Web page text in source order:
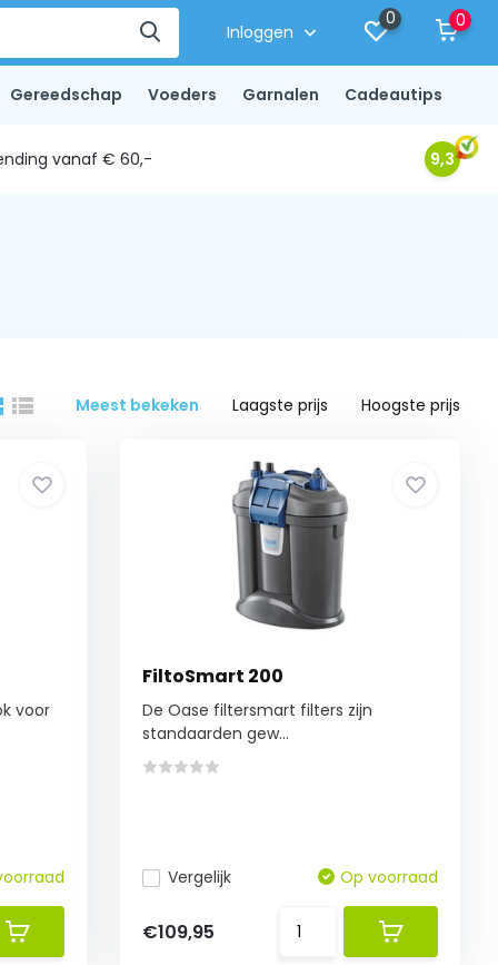
Inloggen
0 0
Gereedschap Voeders Garnalen Cadeautips
vanaf € 60,- 9,3
Meest bekeken Laagste prijs Hoogste prijs
voor
FiltoSmart 200
De Oase filtersmart filters zijn
standaarden gew...
Vergelijk Op voorraad
€109,95